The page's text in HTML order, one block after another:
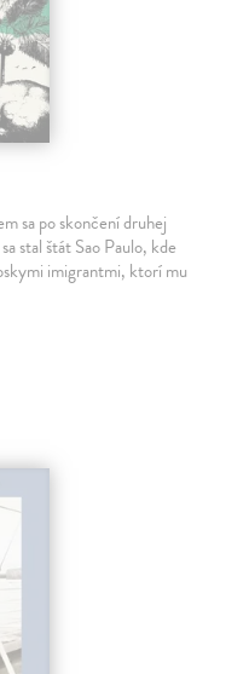
sa po skončení druhej
stal štát Sao Paulo, kde
imigrantmi, ktorí mu